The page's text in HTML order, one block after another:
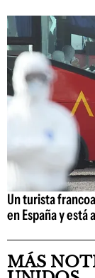
Un turista
en España y está
MÁS